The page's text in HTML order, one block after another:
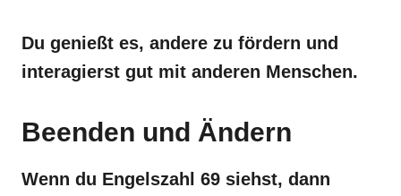
Du genießt es, andere zu fördern und
interagierst gut mit anderen Menschen.
Beenden und Ändern
Wenn du Engelszahl 69 siehst, dann